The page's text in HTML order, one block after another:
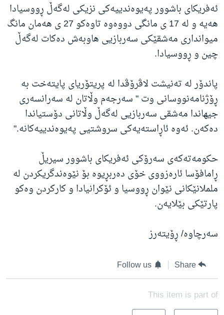
ئەفریکای باشوور پەیوەندییەکی نزیکی لەگەڵ ڕووسیادا
هەیە و لە 17 ی مانگی دووەوە تاوەکو 27 ی هەمان مانگ
میوانداری مەشقێکی سەربازیی هاوبەش دەکات لەگەڵ
چین و ڕووسیادا.
پاندۆر لە تەنیشت لاڤرۆڤدا لە پریتۆریای پایتەخت بە
ڕۆژنامەنووسانی وت " سەرجەم وڵاتان لە سەرانسەری
جیهاندا مەشقی سەربازیی لەگەڵ وڵاتانی دۆستیاندا
دەکەن. ئەوە ئاڕاستەیەکی سروشتیی پەیوەندییەکانە."
حکومەتەکەی سەرۆکی ئەفریکای باشوور سیریڵ
ڕامافۆسا ئارەزووی خۆی دەربڕیوە بۆ نێوەندگریکردن لە
ململانێکانی نێوان ڕووسیا و ئۆکرانیادا و کارکردن وەکو
پارتێکی بێلایەن.
سەرچاوە/ ڕۆیتەرز
Share
Follow us
This item is part of